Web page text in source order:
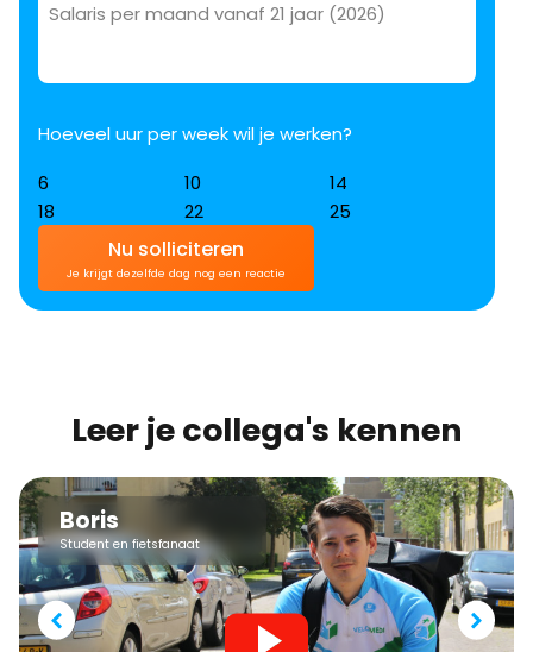
Salaris per maand vanaf 21 jaar (2026)
Hoeveel uur per week wil je werken?
6
10
14
18
22 25
Nu solliciteren
Je krijgt dezelfde dag nog een reactie
Leer je collega's kennen
Boris
Student en fietsfanaat